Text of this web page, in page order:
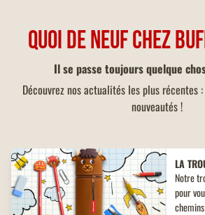
QUOI DE NEUF CHEZ
Il se passe toujours quelque
Découvrez nos actualités les plus récentes
nouveautés !
LA
Notre
pour